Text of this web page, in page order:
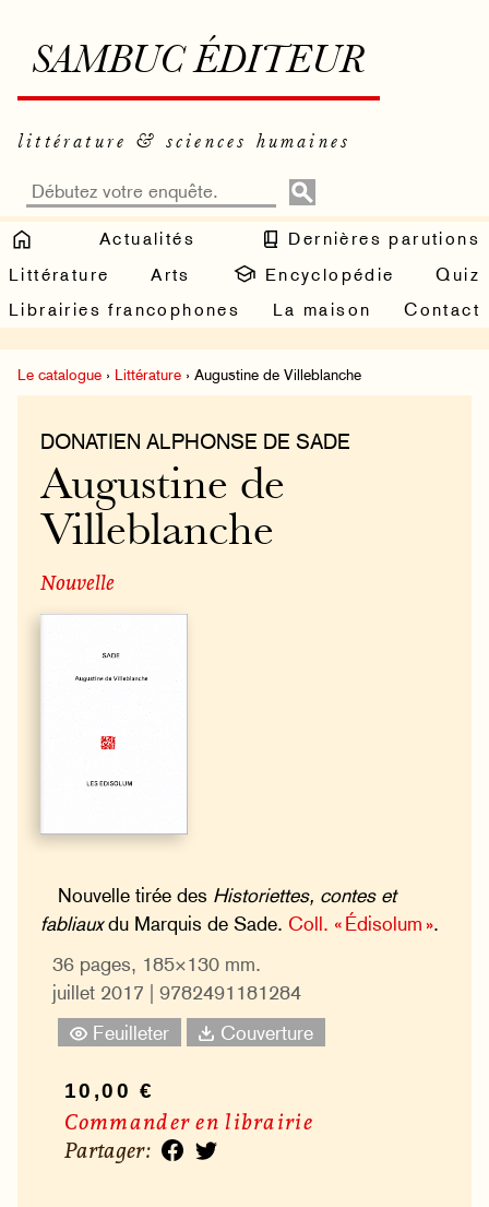
SAMBUC ÉDITEUR
littérature & sciences humaines
Actualités
Dernières parutions
Littérature
Arts Encyclopédie
Quiz
Librairies francophones
La maison Contact
Le catalogue › Littérature › Augustine de Villeblanche
DONATIEN ALPHONSE DE SADE
Augustine de
Villeblanche
Nouvelle
Nouvelle tirée des Historiettes, contes et
fabliauxdu Marquis de Sade.Coll. « Édisolum ».
36 pages, 185×130 mm.
juillet 2017 | 9782491181284
Feuilleter
Couverture
10,00 €
Commander en librairie
Partager :